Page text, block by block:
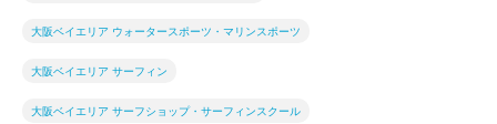
大阪ベイエリア ウォータースポーツ・マリンスポーツ
大阪ベイエリア サーフィン
大阪ベイエリア サーフショップ・サーフィンスクール